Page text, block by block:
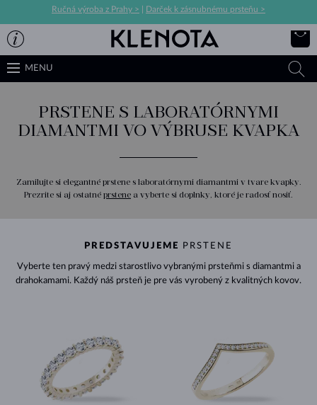
Ručná výroba z Prahy > Darček k zásnubnému prsteňu >
MENU
PRSTENE S LABORATÓRNYMI
DIAMANTMI VO VÝBRUSE KVAPKA
Zamilujte si elegantné prstene s laboratórnymi diamantmi v tvare kvapky.
Prezrite si aj ostatné prstene a vyberte si doplnky, ktoré je radosť nosiť.
PREDSTAVUJEME PRSTENE
Vyberte ten pravý medzi starostlivo vybranými prsteňmi s diamantmi a
drahokamami. Každý náš prsteň je pre vás vyrobený z kvalitných kovov.